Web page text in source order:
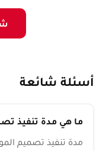
أسئلة شائعة
ما هي مدة تنفيذ
مدة تنفيذ تصميم